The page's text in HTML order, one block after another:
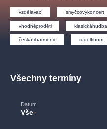
vzdělávací smyčcovýkoncert
vhodnéproděti klasickáhudba
českáfilharmonie rudolfinum
Všechny termíny
Datum
Vše
muzikálypraha
Nejnavštěvovanější
muzikálypraha divadlopraha
národnídivadlo činohra